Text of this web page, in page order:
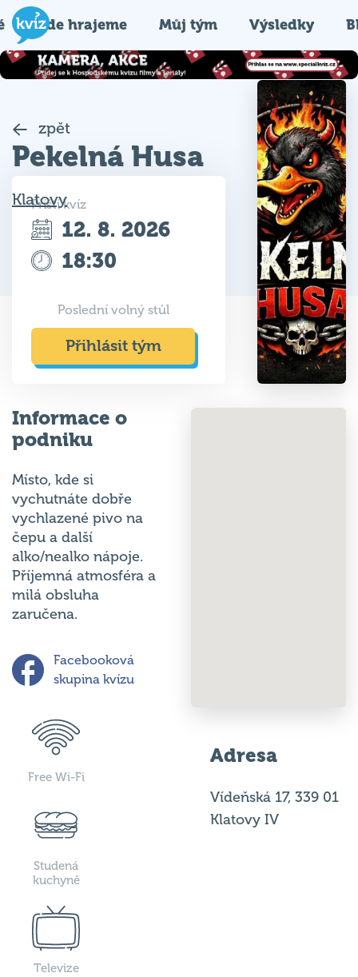
Kde hrajeme Můj tým Výsledky
zpět
Pekelná Husa
Klatovy
Příští kvíz
12. 8. 2026
18:30
Poslední volný stůl
Přihlásit tým
Informace o
podniku
Místo, kde si
vychutnáte dobře
vychlazené pivo na
čepu a další
alko/nealko nápoje.
Příjemná atmosféra a
milá obsluha
zaručena.
Facebooková
skupina kvízu
Free Wi-Fi
Studená
kuchyně
Televize
Adresa
Vídeňská 17, 339 01
Klatovy IV